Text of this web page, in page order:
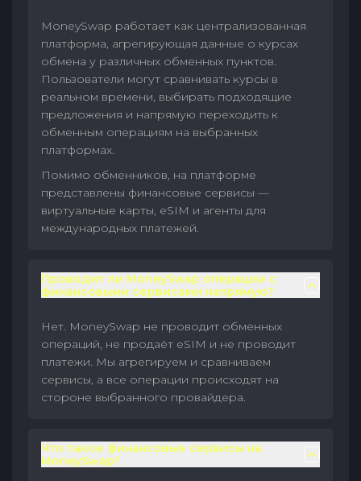
MoneySwap работает как централизованная
платформа, агрегирующая данные о курсах
обмена у различных обменных пунктов.
Пользователи могут сравнивать курсы в
реальном времени, выбирать подходящие
предложения и напрямую переходить к
обменным операциям на выбранных
платформах.
Помимо обменников, на платформе
представлены финансовые сервисы —
виртуальные карты, eSIM и агенты для
международных платежей.
Проводит ли MoneySwap операции с
финансовыми сервисами напрямую?
Нет. MoneySwap не проводит обменных
операций, не продаёт eSIM и не проводит
платежи. Мы агрегируем и сравниваем
сервисы, а все операции происходят на
стороне выбранного провайдера.
Что такое финансовые сервисы на
MoneySwap?